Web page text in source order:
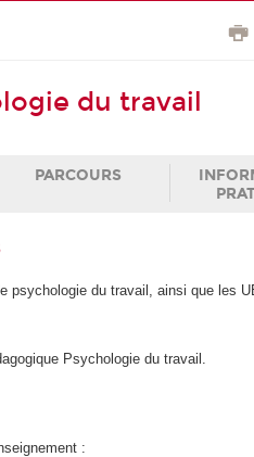
du travail
PARCOURS
du travail, ainsi que les
Psychologie du travail.
: